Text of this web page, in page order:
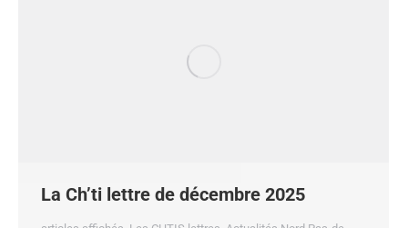
La Ch’ti lettre de décembre 2025